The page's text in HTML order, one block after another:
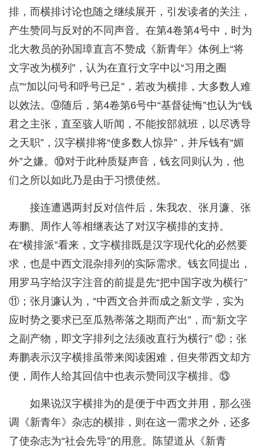
排，而横排讨论也随之继续展开，引发读者的关注，
产生赞同与反对的不同声音。在第4卷第4号中，时为
北大教员的孙国璋直言不赞成《新青年》体例上“将
文字改为横列”，认为在直行文字中以“习用之圈
点”“加以问号和呼号已足”，若改为横排，大多数人难
以效法。⑨随后，第4卷第6号中“基督徒悔”也认为“钱
君之主张，直至骇人听闻，不能按部就班，以尽诱导
之天职”，汉字横排将“使多数人惊异”，并斥钱有“媚
外”之嫌。⑩对于此种质疑声音，钱玄同则认为，他
们之所以如此乃是由于习惯使然。
接连遭遇两封反对信件后，朱我农、张月濂、张
寿鹏、周作人等相继表达了对汉字横排的支持。
在“横排派”看来，文字横排既是汉字现代化的必然要
求，也是中西文混杂排列的实际需求。钱玄同提出，
用罗马字给汉字注音的前提是先“把中国字改为横行”
⑪；张月濂认为，“中西文合并而成之新文学，实为
应时势之要求已至瓜熟蒂落之期而产出”，而“新文字
之副产物，即文字排列之法须改直行为横行” ⑫；张
寿鹏表示汉字横排虽带来阅读困难，但夹带西文却方
便，周作人给其回信中也表示赞同汉字横排。⑬
如果说汉字横排为的是便于中西文并用，那么强
调《新青年》杂志的横排，则在这一需求之外，还多
了使杂志为“社会先导”的用意。陈望道从《新青